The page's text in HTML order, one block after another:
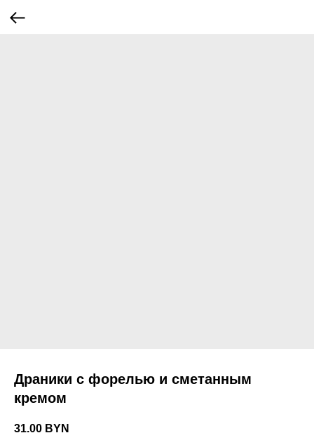
Драники с форелью и сметанным
кремом
31.00 BYN